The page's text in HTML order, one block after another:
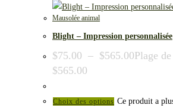
Mausolée animal
Blight – Impression personnalisée
$75.00 – $565.00Plage
$565.00
Choix des options Ce produit a